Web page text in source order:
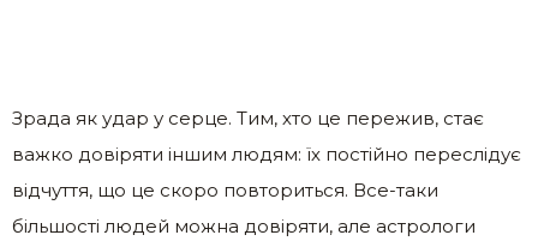
Зрада як удар у серце. Тим, хто це пережив, стає
важко довіряти іншим людям: їх постійно переслідує
відчуття, що це скоро повториться. Все-таки
більшості людей можна довіряти, але астрологи